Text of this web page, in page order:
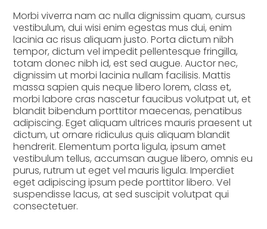
Morbi viverra nam ac nulla dignissim quam, cursus
vestibulum, dui wisi enim egestas mus dui, enim
lacinia ac risus aliquam justo. Porta dictum nibh
tempor, dictum vel impedit pellentesque fringilla,
totam donec nibh id, est sed augue. Auctor nec,
dignissim ut morbi lacinia nullam facilisis. Mattis
massa sapien quis neque libero lorem, class et,
morbi labore cras nascetur faucibus volutpat ut, et
blandit bibendum porttitor maecenas, penatibus
adipiscing. Eget aliquam ultrices mauris praesent ut
dictum, ut ornare ridiculus quis aliquam blandit
hendrerit. Elementum porta ligula, ipsum amet
vestibulum tellus, accumsan augue libero, omnis eu
purus, rutrum ut eget vel mauris ligula. Imperdiet
eget adipiscing ipsum pede porttitor libero. Vel
suspendisse lacus, at sed suscipit volutpat qui
consectetuer.